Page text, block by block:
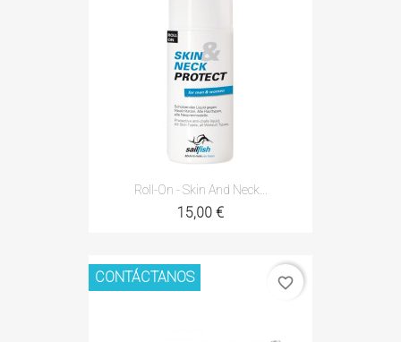
Roll-On - Skin And Neck...
15,00 €
CONTÁCTANOS favorite_border